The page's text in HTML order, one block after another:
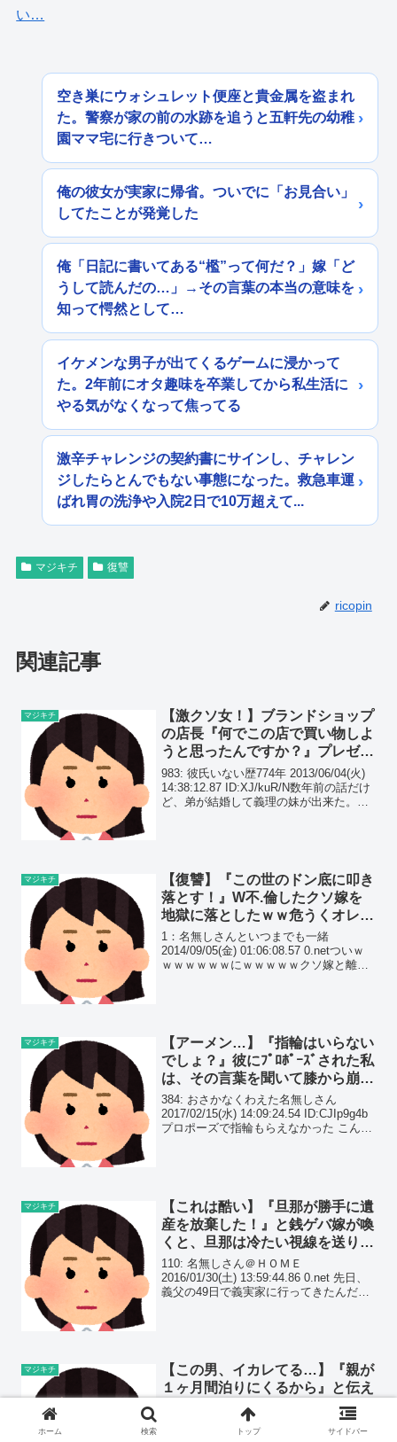
い…
空き巣にウォシュレット便座と貴金属を盗まれ
た。警察が家の前の水跡を追うと五軒先の幼稚
園ママ宅に行きついて…
俺の彼女が実家に帰省。ついでに「お見合い」
してたことが発覚した
俺「日記に書いてある“檻”って何だ？」嫁「ど
うして読んだの…」→その言葉の本当の意味を
知って愕然として…
イケメンな男子が出てくるゲームに浸かって
た。2年前にオタ趣味を卒業してから私生活に
やる気がなくなって焦ってる
激辛チャレンジの契約書にサインし、チャレン
ジしたらとんでもない事態になった。救急車運
ばれ胃の洗浄や入院2日で10万超えて...
マジキチ 復讐
ricopin
関連記事
マジキチ
【激クソ女！】ブランドショップ
の店長『何でこの店で買い物しよ
うと思ったんですか？』プレゼン
ト用の服を選んでたら罵倒され…
983: 彼氏いない歴774年 2013/06/04(火)
14:38:12.87 ID:XJ/kuR/N数年前の話だけ
ど、弟が結婚して義理の妹が出来た。あ
マジキチ
【復讐】『この世のドン底に叩き
落とす！』W不.倫したクソ嫁を
地獄に落としたｗｗ危うくオレの
命も落とすとこだったがｗｗ
1：名無しさんといつまでも一緒
2014/09/05(金) 01:06:08.57 0.netついｗ
ｗｗｗｗｗｗにｗｗｗｗｗクソ嫁と離婚
マジキチ
【アーメン…】『指輪はいらない
でしょ？』彼にﾌﾟﾛﾎﾟｰｽﾞされた私
は、その言葉を聞いて膝から崩れ
落ちた。
384: おさかなくわえた名無しさん
2017/02/15(水) 14:09:24.54 ID:CJIp9g4b
プロポーズで指輪もらえなかった こんな
マジキチ
【これは酷い】『旦那が勝手に遺
産を放棄した！』と銭ゲバ嫁が喚
くと、旦那は冷たい視線を送り、
『は？』と一言返された。
110: 名無しさん＠ＨＯＭＥ
2016/01/30(土) 13:59:44.86 0.net 先日、
義父の49日で義実家に行ってきたんだけ
マジキチ
【この男、イカレてる…】『親が
１ヶ月間泊りにくるから』と伝え
たら、嫁が逃げた。『勝手な事す
るな！』と嫁に伝えると…
138: おさかなくわえた名無しさん
ホーム 検索 トップ サイドバー